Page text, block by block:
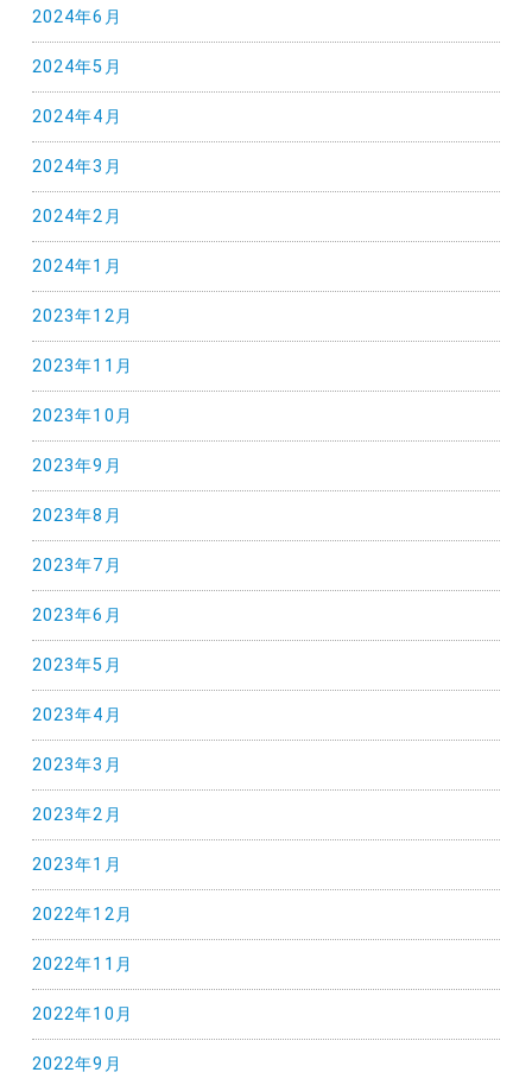
2024年6月
2024年5月
2024年4月
2024年3月
2024年2月
2024年1月
2023年12月
2023年11月
2023年10月
2023年9月
2023年8月
2023年7月
2023年6月
2023年5月
2023年4月
2023年3月
2023年2月
2023年1月
2022年12月
2022年11月
2022年10月
2022年9月